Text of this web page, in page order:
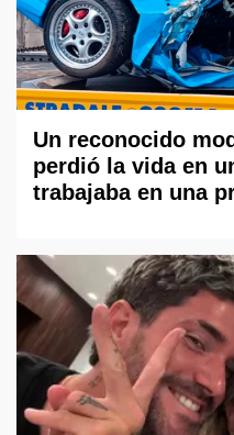
Un reconocido
perdió la vida en
trabajaba en una